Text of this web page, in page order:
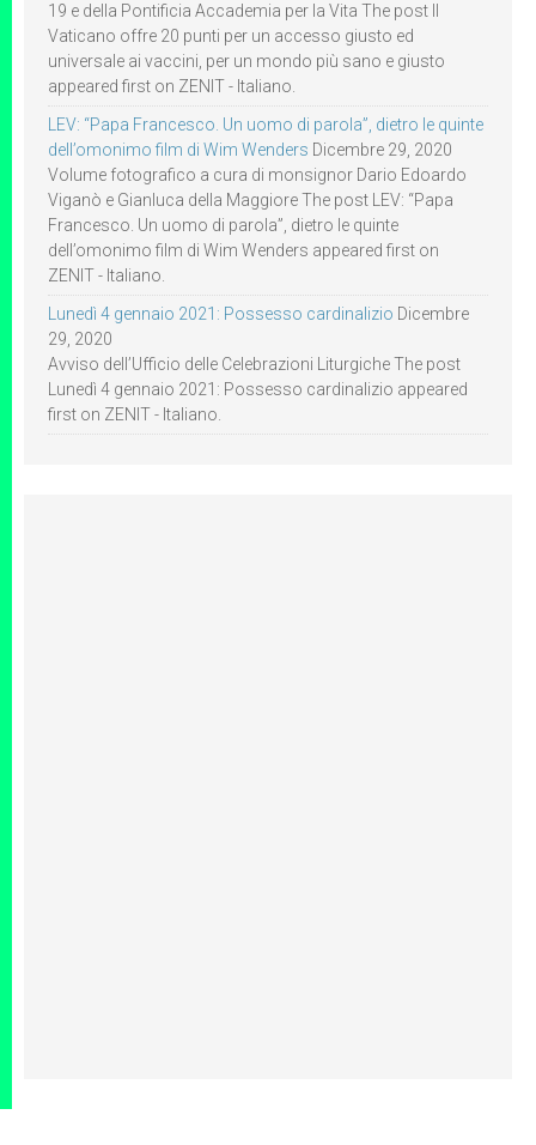
19 e della Pontificia Accademia per la Vita The post Il
Vaticano offre 20 punti per un accesso giusto ed
universale ai vaccini, per un mondo più sano e giusto
appeared first on ZENIT - Italiano.
LEV: “Papa Francesco. Un uomo di parola”, dietro le quinte
dell’omonimo film di Wim Wenders Dicembre 29, 2020
Volume fotografico a cura di monsignor Dario Edoardo
Viganò e Gianluca della Maggiore The post LEV: “Papa
Francesco. Un uomo di parola”, dietro le quinte
dell’omonimo film di Wim Wenders appeared first on
ZENIT - Italiano.
Lunedì 4 gennaio 2021: Possesso cardinalizio Dicembre
29, 2020
Avviso dell’Ufficio delle Celebrazioni Liturgiche The post
Lunedì 4 gennaio 2021: Possesso cardinalizio appeared
first on ZENIT - Italiano.